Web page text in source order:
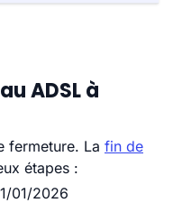
ADSL à
fermeture. La fin de
étapes :
01/2026